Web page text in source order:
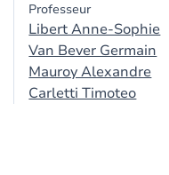
Professeur
Libert Anne-Sophie
Van Bever Germain
Mauroy Alexandre
Carletti Timoteo